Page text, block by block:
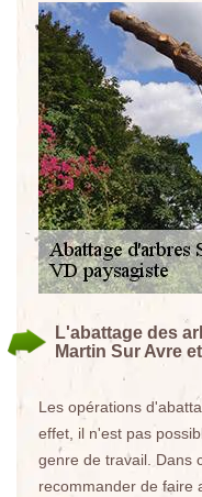
L'abattage des
Martin Sur Avre
Les opérations
effet, il n'est pas
genre de travail. Dans
recommander de faire